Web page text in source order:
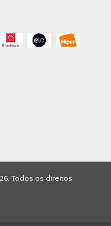
Todos os direitos